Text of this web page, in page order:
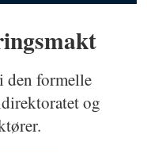
den formelle
og